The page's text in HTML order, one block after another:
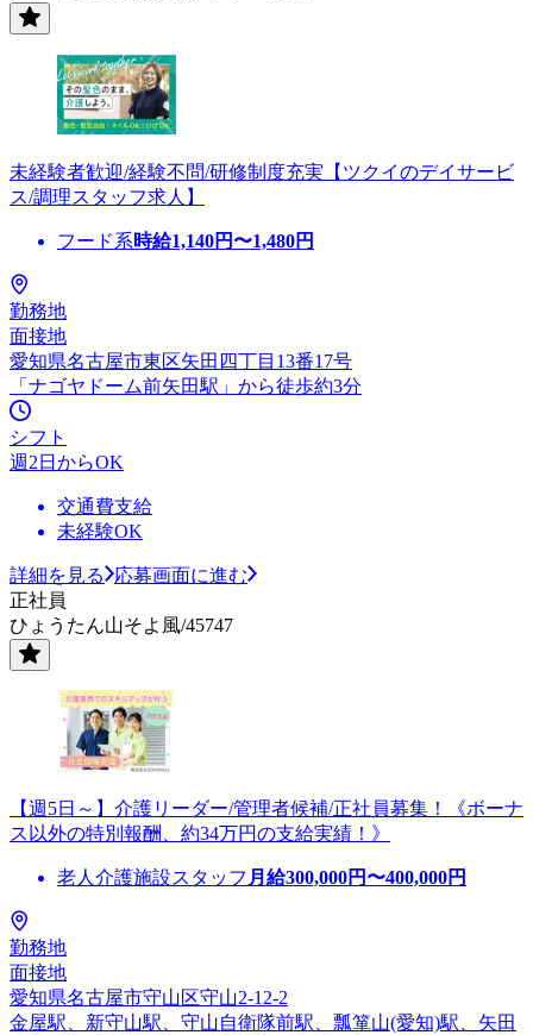
未経験者歓迎/経験不問/研修制度充実【ツクイのデイサービ
ス/調理スタッフ求人】
フード系時給1,140円〜1,480円
勤務地
面接地
愛知県名古屋市東区矢田四丁目13番17号
「ナゴヤドーム前矢田駅」から徒歩約3分
シフト
週2日からOK
交通費支給
未経験OK
詳細を見る
応募画面に進む
正社員
ひょうたん山そよ風/45747
【週5日～】介護リーダー/管理者候補/正社員募集！《ボーナ
ス以外の特別報酬、約34万円の支給実績！》
老人介護施設スタッフ 月給300,000円〜400,000円
勤務地
面接地
愛知県名古屋市守山区守山2-12-2
金屋駅、新守山駅、守山自衛隊前駅、瓢箪山(愛知)駅、矢田